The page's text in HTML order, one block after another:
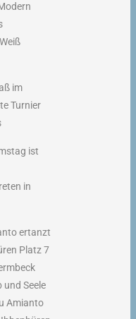
im
Turnier
ist
in
ertanzt
Platz 7
und Seele
Amianto